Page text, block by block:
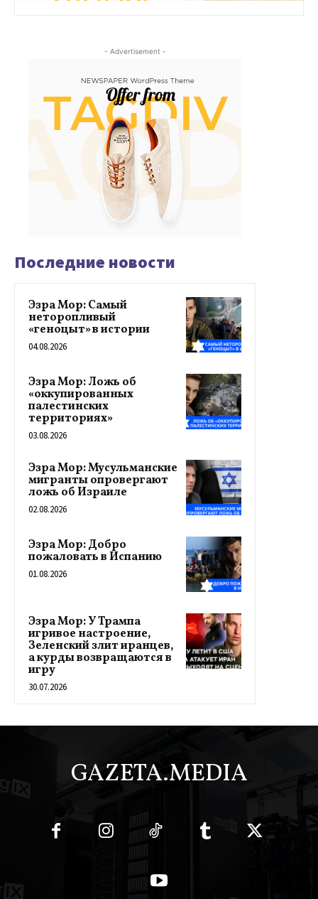
- Advertisement -
Последние новости
Эзра Мор: Самый
неторопливый
«геноцыт» в истории
04.08.2026
Эзра Мор: Ложь об
«оккупированных
палестинских
территориях»
03.08.2026
Эзра Мор: Мусульманские
мигранты опровергают
ложь об Израиле
02.08.2026
Эзра Мор: Добро
пожаловать в Испанию
01.08.2026
Эзра Мор: У Трампа
игривое настроение,
Зеленский злит иранцев,
а курды возвращаются в
игру
30.07.2026
GAZETA.MEDIA